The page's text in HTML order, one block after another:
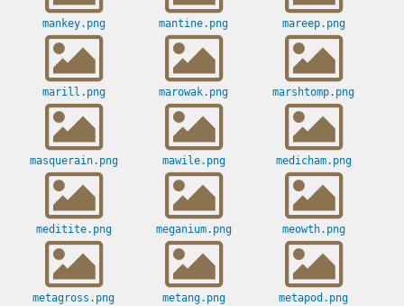
mankey.png mantine.png mareep.png
marill.png marowak.png marshtomp.png
masquerain.png mawile.png medicham.png
meditite.png meganium.png meowth.png
metagross.png metang.png metapod.png